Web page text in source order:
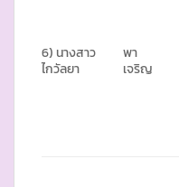
6) นางสาว
ไกวัลยา
พา
เจริญ